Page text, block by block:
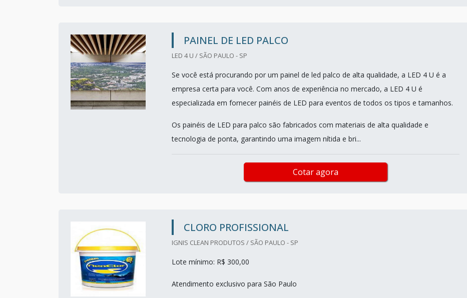
PAINEL DE LED PALCO
LED 4 U / SÃO PAULO - SP
Se você está procurando por um painel de led palco de alta qualidade, a LED 4 U é a
empresa certa para você. Com anos de experiência no mercado, a LED 4 U é
especializada em fornecer painéis de LED para eventos de todos os tipos e tamanhos.
Os painéis de LED para palco são fabricados com materiais de alta qualidade e
tecnologia de ponta, garantindo uma imagem nítida e bri...
Cotar agora
CLORO PROFISSIONAL
IGNIS CLEAN PRODUTOS / SÃO PAULO - SP
Lote mínimo: R$ 300,00
Atendimento exclusivo para São Paulo